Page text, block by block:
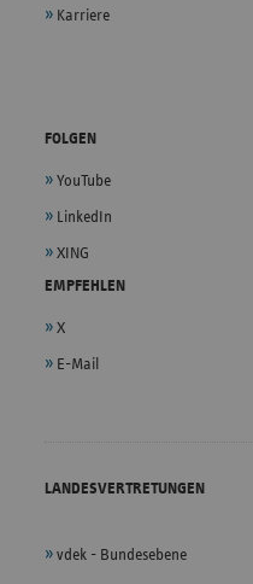
Karriere
FOLGEN
YouTube
LinkedIn
XING
EMPFEHLEN
X
E-Mail
LANDESVERTRETUNGEN
vdek - Bundesebene